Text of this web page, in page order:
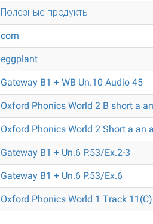
Полезные продукты
corn
eggplant
Gateway B1 + WB Un.10 Audio 45
Oxford Phonics World 2 B short a
Oxford Phonics World 2 Short a an
Gateway B1 + Un.6 P.53/Ex.2-3
Gateway B1 + Un.6 P.53/Ex.6
Oxford Phonics World 1 Track 11(C)